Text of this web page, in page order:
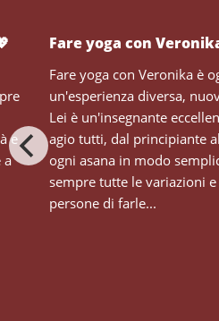
Fare yoga con
Fare yoga con Veronika è
un'esperienza diversa,
Lei è un'insegnante
agio tutti, dal principiante
ogni asana in modo
sempre tutte le variazioni
persone di farle...
e
a